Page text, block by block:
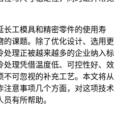
工模具和精密零件的使用寿
课题。除了优化设计、选用更
处理正被越来越多的企业纳入标
处理凭借温度低、可控性好、效
可忽视的补充工艺。本文将从
注意事项几个方面，对这项技术
有所帮助。